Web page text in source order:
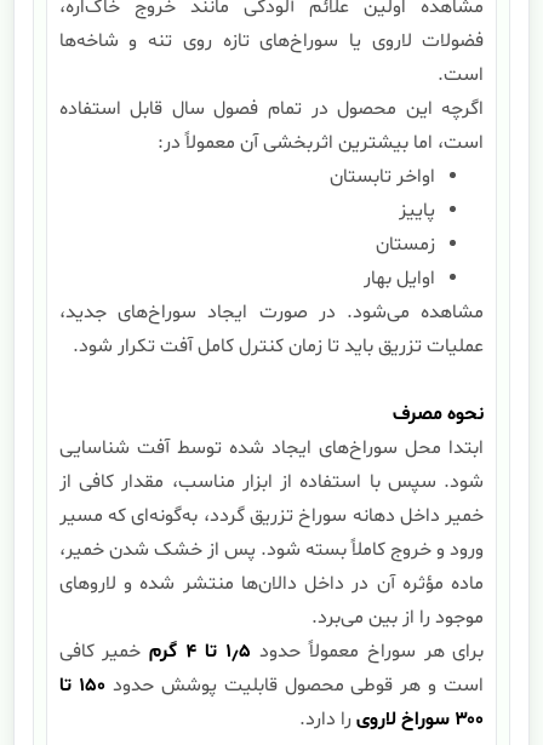
مشاهده اولین علائم آلودگی مانند خروج خاک‌اره،
فضولات لاروی یا سوراخ‌های تازه روی تنه و شاخه‌ها
است.
اگرچه این محصول در تمام فصول سال قابل استفاده
است، اما بیشترین اثربخشی آن معمولاً در:
اواخر تابستان
پاییز
زمستان
اوایل بهار
مشاهده می‌شود. در صورت ایجاد سوراخ‌های جدید،
عملیات تزریق باید تا زمان کنترل کامل آفت تکرار شود.
نحوه مصرف
ابتدا محل سوراخ‌های ایجاد شده توسط آفت شناسایی
شود. سپس با استفاده از ابزار مناسب، مقدار کافی از
خمیر داخل دهانه سوراخ تزریق گردد، به‌گونه‌ای که مسیر
ورود و خروج کاملاً بسته شود. پس از خشک شدن خمیر،
ماده مؤثره آن در داخل دالان‌ها منتشر شده و لاروهای
موجود را از بین می‌برد.
برای هر سوراخ معمولاً حدود
۱٫۵ تا ۴ گرمخمیر کافی
است و هر قوطی محصول قابلیت پوشش حدود۱۵۰ تا
۳۰۰ سوراخ لارویرا دارد.